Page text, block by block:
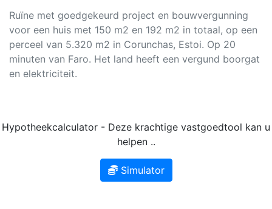
Ruïne met goedgekeurd project en bouwvergunning
voor een huis met 150 m2 en 192 m2 in totaal, op een
perceel van 5.320 m2 in Corunchas, Estoi. Op 20
minuten van Faro. Het land heeft een vergund boorgat
en elektriciteit.
Hypotheekcalculator - Deze krachtige vastgoedtool kan u
helpen ..
Simulator